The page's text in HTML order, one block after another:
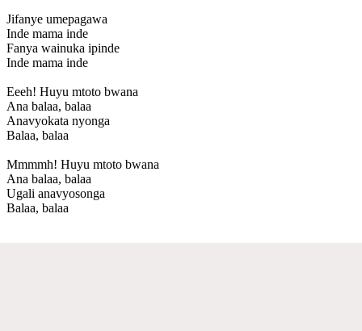
Jifanye umepagawa
Inde mama inde
Fanya wainuka ipinde
Inde mama inde
Eeeh! Huyu mtoto bwana
Ana balaa, balaa
Anavyokata nyonga
Balaa, balaa
Mmmmh! Huyu mtoto bwana
Ana balaa, balaa
Ugali anavyosonga
Balaa, balaa